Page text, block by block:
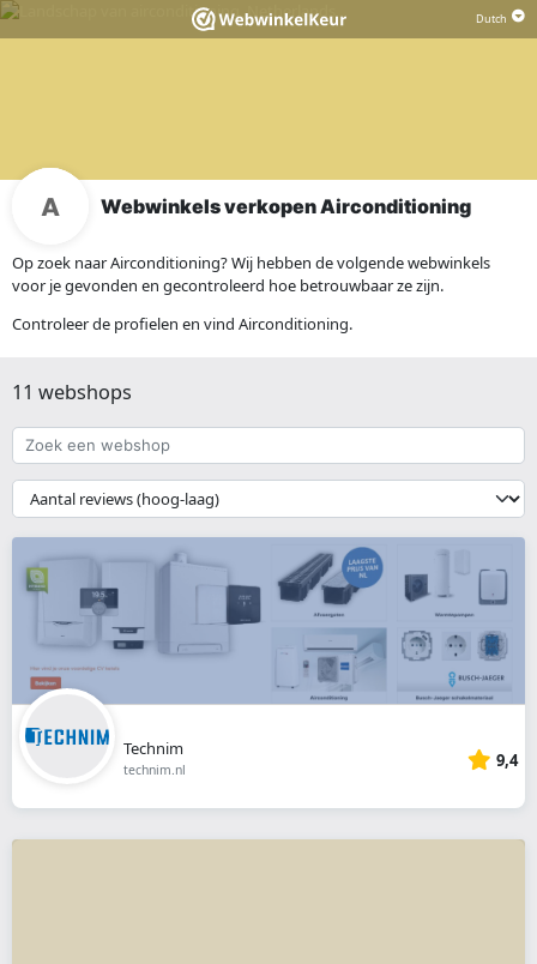
Webwinkels verkopen Airconditioning
Op zoek naar Airconditioning? Wij hebben de volgende webwinkels
voor je gevonden en gecontroleerd hoe betrouwbaar ze zijn.
Controleer de profielen en vind Airconditioning.
11 webshops
Zoek
een
webshop
{{
__('Sort')
}}
Technim
technim.nl 9,4